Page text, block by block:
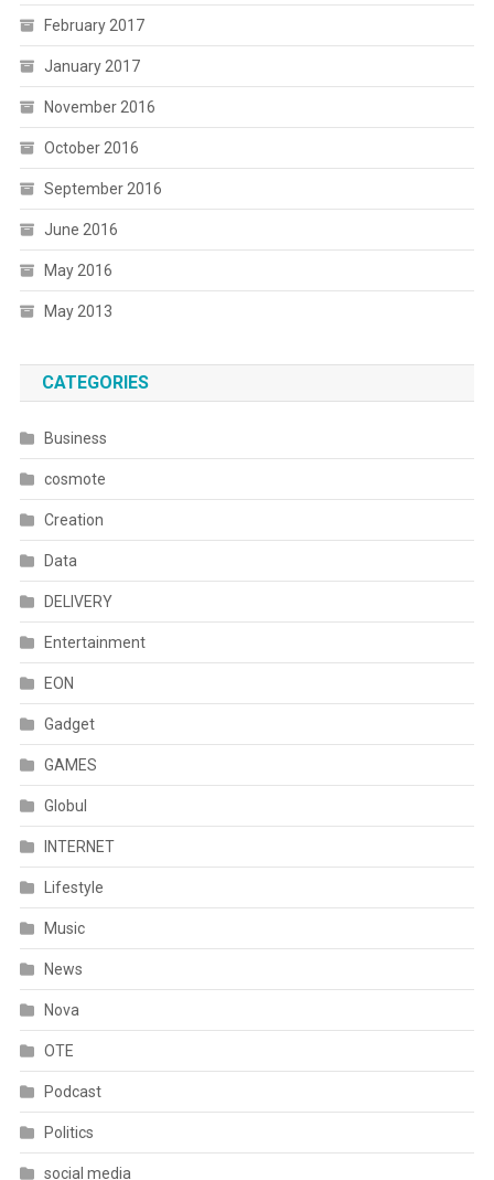
February 2017
January 2017
November 2016
October 2016
September 2016
June 2016
May 2016
May 2013
CATEGORIES
Business
cosmote
Creation
Data
DELIVERY
Entertainment
EON
Gadget
GAMES
Globul
INTERNET
Lifestyle
Music
News
Nova
OTE
Podcast
Politics
social media